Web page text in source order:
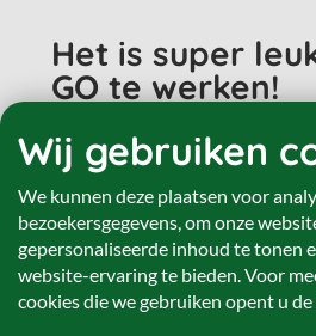
Het is super
GO te werken!
Onze deelnemers training
aanstekelijk. Na de training
grote glimlach op je
zulke mooie, wijze en
hebben.
Doordat je training geeft
Wij gebruiken
We kunnen deze plaatsen voor
bezoekersgegevens, om onze
gepersonaliseerde inhoud te tonen
website-ervaring te bieden. Voor
cookies die we gebruiken opent u